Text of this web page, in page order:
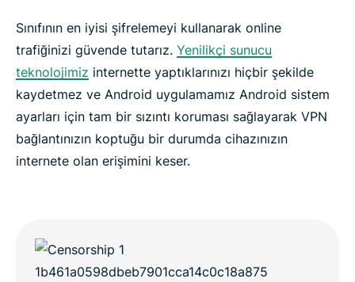
Sınıfının en iyisi şifrelemeyi kullanarak online
trafiğinizi güvende tutarız. Yenilikçi sunucu
teknolojimiz internette yaptıklarınızı hiçbir şekilde
kaydetmez ve Android uygulamamız Android sistem
ayarları için tam bir sızıntı koruması sağlayarak VPN
bağlantınızın koptuğu bir durumda cihazınızın
internete olan erişimini keser.